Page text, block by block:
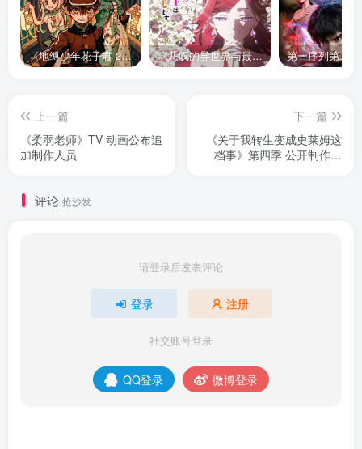
《地缚少年花子君 2》宣布推出续集，将于 2025 年夏季播出 《悲叹的异世界与最强外道最终 BOSS 女王为子民奉献一切》第二季 公布全新声优组合、制作阵容及首支宣传 PV
上一篇
《柔弱老师》TV 动画公布追
加制作人员
下一篇
《关于我转生变成史莱姆这
档事》第四季 公开制作阵
评论 抢沙发
请登录后发表评论
登录 注册
社交账号登录
QQ登录 微博登录